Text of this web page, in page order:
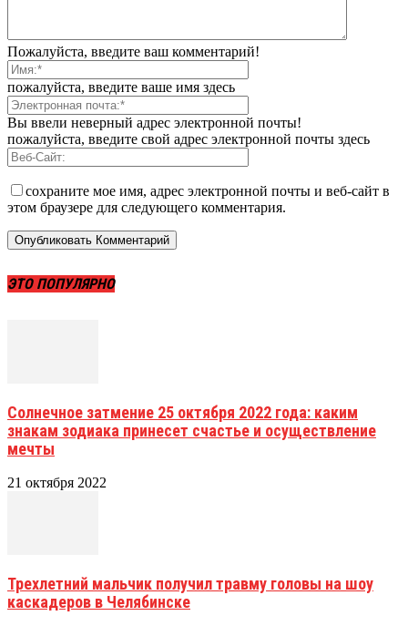
Пожалуйста, введите ваш комментарий!
пожалуйста, введите ваше имя здесь
Вы ввели неверный адрес электронной почты!
пожалуйста, введите свой адрес электронной почты здесь
сохраните мое имя, адрес электронной почты и веб-сайт в
этом браузере для следующего комментария.
ЭТО ПОПУЛЯРНО
Солнечное затмение 25 октября 2022 года: каким
знакам зодиака принесет счастье и осуществление
мечты
21 октября 2022
Трехлетний мальчик получил травму головы на шоу
каскадеров в Челябинске